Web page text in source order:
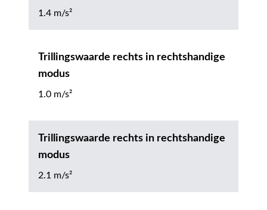
1.4 m/s²
Trillingswaarde rechts in rechtshandige
modus
1.0 m/s²
Trillingswaarde rechts in rechtshandige
modus
2.1 m/s²